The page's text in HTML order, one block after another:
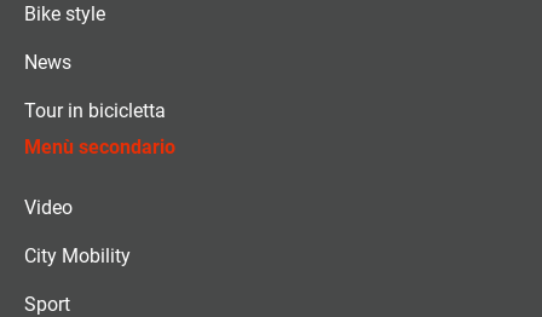
Bike style
News
Tour in bicicletta
Menù secondario
Video
City Mobility
Sport